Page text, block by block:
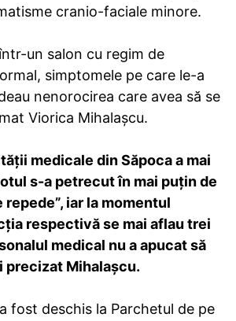
cranio-faciale minore.
un salon cu regim de
simptomele pe care le-a
nenorocirea care avea să se
Viorica Mihalaşcu.
medicale din Săpoca a mai
s-a petrecut în mai puţin de
iar la momentul
respectivă se mai aflau trei
medical nu a apucat să
precizat Mihalaşcu.
fost deschis la Parchetul de pe